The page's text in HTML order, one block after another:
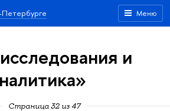
Меню
и
Страница 32 из 47